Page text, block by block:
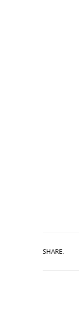
SHARE.